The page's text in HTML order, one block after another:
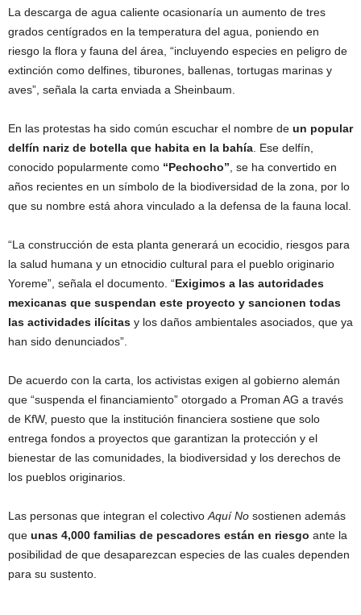
La descarga de agua caliente ocasionaría un aumento de tres
grados centígrados en la temperatura del agua, poniendo en
riesgo la flora y fauna del área, “incluyendo especies en peligro de
extinción como delfines, tiburones, ballenas, tortugas marinas y
aves”, señala la carta enviada a Sheinbaum.
En las protestas ha sido común escuchar el nombre de un popular
delfín nariz de botella que habita en la bahía . Ese delfín,
conocido popularmente como “Pechocho” , se ha convertido en
años recientes en un símbolo de la biodiversidad de la zona, por lo
que su nombre está ahora vinculado a la defensa de la fauna local.
“La construcción de esta planta generará un ecocidio, riesgos para
la salud humana y un etnocidio cultural para el pueblo originario
Yoreme”, señala el documento. “Exigimos a las autoridades
mexicanas que suspendan este proyecto y sancionen todas
las actividades ilícitas y los daños ambientales asociados, que ya
han sido denunciados”.
De acuerdo con la carta, los activistas exigen al gobierno alemán
que “suspenda el financiamiento” otorgado a Proman AG a través
de KfW, puesto que la institución financiera sostiene que solo
entrega fondos a proyectos que garantizan la protección y el
bienestar de las comunidades, la biodiversidad y los derechos de
los pueblos originarios.
Las personas que integran el colectivo Aquí No sostienen además
que unas 4,000 familias de pescadores están en riesgo ante la
posibilidad de que desaparezcan especies de las cuales dependen
para su sustento.